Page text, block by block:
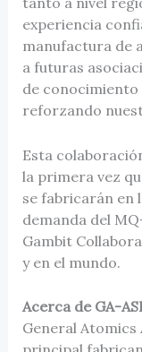
experiencia
manufactura de
a futuras
de conocimiento
reforzando
Esta
la primera vez
se fabricarán en
demanda del
Gambit
y en el mundo.
Acerca de GA-
General Atomics